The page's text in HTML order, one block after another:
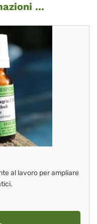
...
al lavoro per ampliare